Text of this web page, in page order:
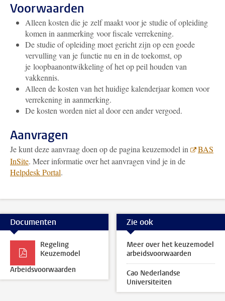
Voorwaarden
Alleen kosten die je zelf maakt voor je studie of opleiding
komen in aanmerking voor fiscale verrekening.
De studie of opleiding moet gericht zijn op een goede
vervulling van je functie nu en in de toekomst, op
je loopbaanontwikkeling of het op peil houden van
vakkennis.
Alleen de kosten van het huidige kalenderjaar komen voor
verrekening in aanmerking.
De kosten worden niet al door een ander vergoed.
Aanvragen
Je kunt deze aanvraag doen op de pagina keuzemodel in
BAS
InSite. Meer informatie over het aanvragen vind je in de
Helpdesk Portal.
Documenten
Regeling
Keuzemodel
Arbeidsvoorwaarden
Zie ook
Meer over het keuzemodel
arbeidsvoorwaarden
Cao Nederlandse
Universiteiten